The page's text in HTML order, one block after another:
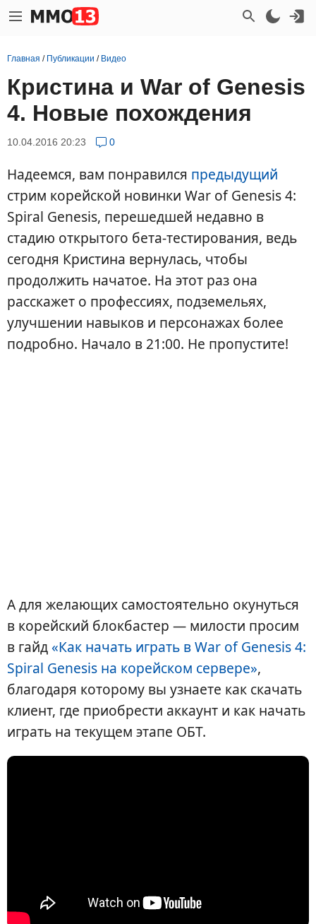
Главная / Публикации / Видео
Кристина и War of Genesis
4. Новые похождения
10.04.2016 20:23 0
Надеемся, вам понравился предыдущий
стрим корейской новинки War of Genesis 4:
Spiral Genesis, перешедшей недавно в
стадию открытого бета-тестирования, ведь
сегодня Кристина вернулась, чтобы
продолжить начатое. На этот раз она
расскажет о профессиях, подземельях,
улучшении навыков и персонажах более
подробно. Начало в 21:00. Не пропустите!
А для желающих самостоятельно окунуться
в корейский блокбастер — милости просим
в гайд «Как начать играть в War of Genesis 4:
Spiral Genesis на корейском сервере»,
благодаря которому вы узнаете как скачать
клиент, где приобрести аккаунт и как начать
играть на текущем этапе ОБТ.